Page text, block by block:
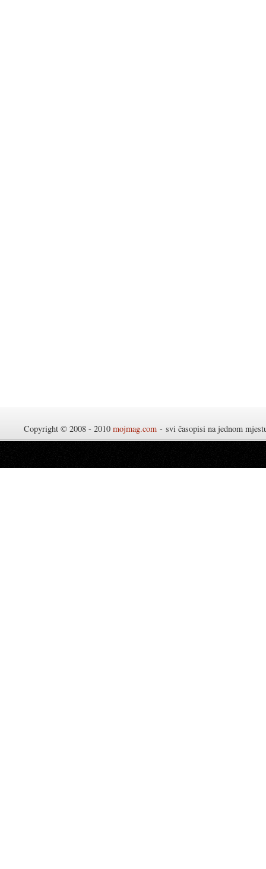
Copyright © 2008 - 2010 mojmag.com - svi časopisi na jednom